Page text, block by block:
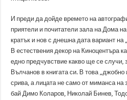
И преди да дойде времето на
приятели и почитатели зала на Дома
кратък и нов с днешна дата вариант
В естествения декор на Киноцентъра
едно предчувствие какво ще се случи,
Вълчанов в книгата си. В това
срива, а лицата не само от миманса на
бай Димо Коларов, Николай Бинев,